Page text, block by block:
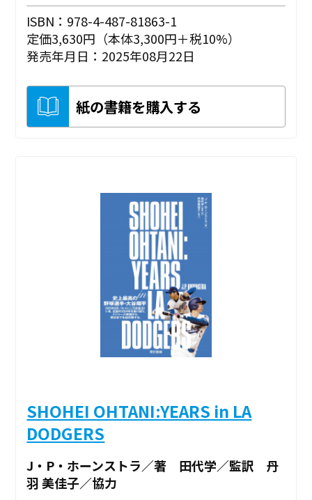
ISBN：978-4-487-81863-1
定価3,630円（本体3,300円＋税10%）
発売年月日：2025年08月22日
紙の書籍を購入する
SHOHEI OHTANI:YEARS in LA
DODGERS
J・P・ホーンストラ／著 田代学／監訳 丹
羽 美佳子／協力